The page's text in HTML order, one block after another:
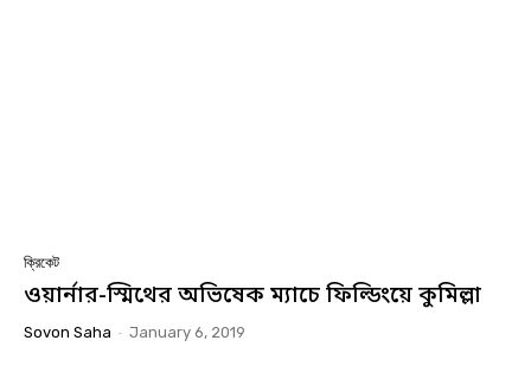
ক্রিকেট
ওয়ার্নার-স্মিথের অভিষেক ম্যাচে ফিল্ডিংয়ে কুমিল্লা
Sovon Saha - January 6, 2019